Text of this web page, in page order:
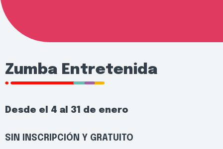
Zumba Entretenida
Desde el 4 al 31 de enero
SIN INSCRIPCIÓN Y GRATUITO